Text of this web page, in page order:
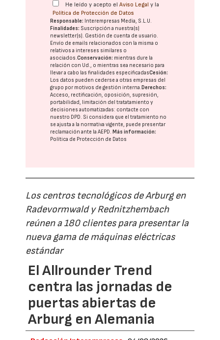
He leído y acepto elAviso Legal y la
Política de Protección de Datos
Responsable: Interempresas Media, S.L.U.
Finalidades: Suscripción a nuestra(s)
newsletter(s). Gestión de cuenta de usuario.
Envío de emails relacionados con la misma o
relativos a intereses similares o
asociados.Conservación: mientras dure la
relación con Ud., o mientras sea necesario para
llevar a cabo las finalidades especificadasCesión:
Los datos pueden cederse a otras empresas del
grupo por motivos de gestión interna.Derechos:
Acceso, rectificación, oposición, supresión,
portabilidad, limitación del tratatamiento y
decisiones automatizadas: contacte con
nuestro DPD. Si considera que el tratamiento no
se ajusta a la normativa vigente, puede presentar
reclamación ante laAEPD.Más información:
Política de Protección de Datos
Los centros tecnológicos de Arburg en
Radevormwald y Rednitzhembach
reúnen a 180 clientes para presentar la
nueva gama de máquinas eléctricas
estándar
El Allrounder Trend
centra las jornadas de
puertas abiertas de
Arburg en Alemania